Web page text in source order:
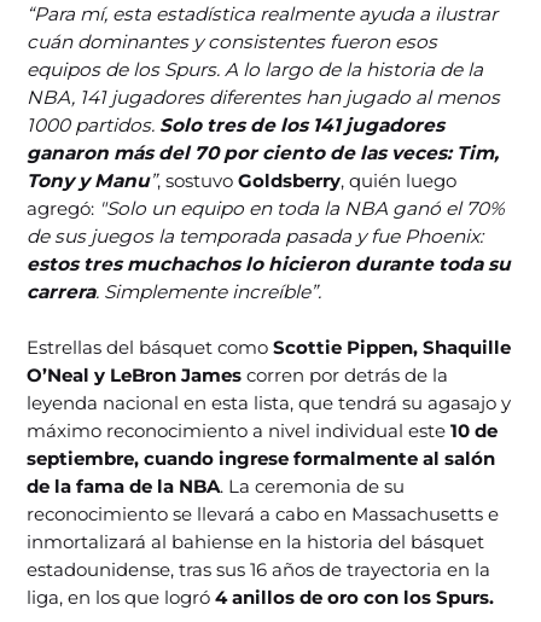
“Para mí, esta estadística realmente ayuda a ilustrar
cuán dominantes y consistentes fueron esos
equipos de los Spurs. A lo largo de la historia de la
NBA, 141 jugadores diferentes han jugado al menos
1000 partidos. Solo tres de los 141 jugadores
ganaron más del 70 por ciento de las veces: Tim,
Tony y Manu”, sostuvoGoldsberry, quién luego
agregó: "Solo un equipo en toda la NBA ganó el 70%
de sus juegos la temporada pasada y fue Phoenix:
estos tres muchachos lo hicieron durante toda su
carrera. Simplemente increíble”.
Estrellas del básquet como Scottie Pippen, Shaquille
O’Neal y LeBron James corren por detrás de la
leyenda nacional en esta lista, que tendrá su agasajo y
máximo reconocimiento a nivel individual este10 de
septiembre, cuando ingrese formalmente al salón
de la fama de la NBA. La ceremonia de su
reconocimiento se llevará a cabo en Massachusetts e
inmortalizará al bahiense en la historia del básquet
estadounidense, tras sus 16 años de trayectoria en la
liga, en los que logró4 anillos de oro con los Spurs.